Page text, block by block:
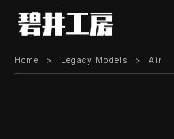
Home Legacy Models Air